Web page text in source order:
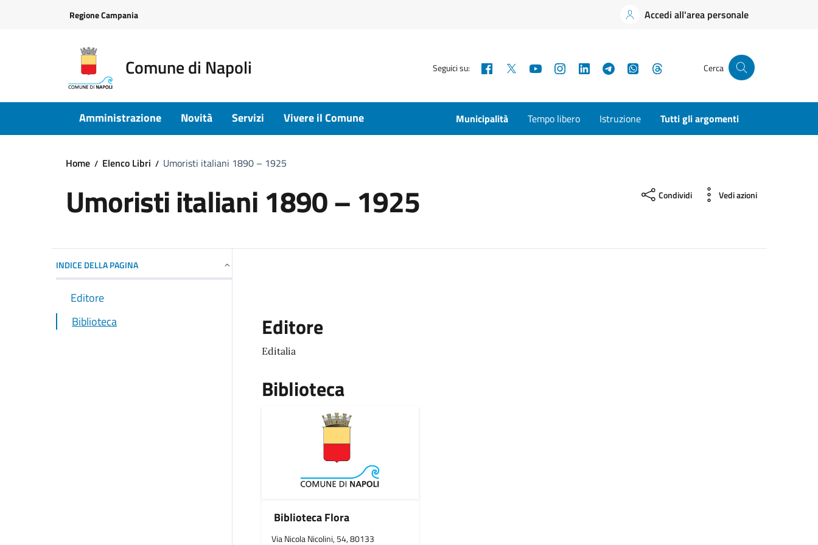
Regione Campania Accedi all'area personale
Comune di Napoli Seguici su: Facebook YouTubeInstagramLinkedInTelegramWhatsApp Cerca
Amministrazione Novità Servizi Vivere il Comune Municipalità Tempo libero Istruzione Tutti gli argomenti
Home Elenco Libri Umoristi italiani 1890 – 1925
Umoristi italiani 1890 – 1925 Condividi Vedi azioni
INDICE DELLA PAGINA
Editore
Biblioteca
Editore
Editalia
Biblioteca
Biblioteca Flora
Via Nicola Nicolini, 54, 80133